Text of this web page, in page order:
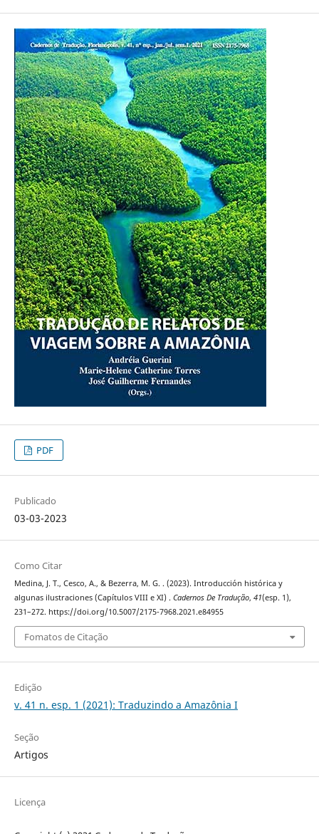
PDF
Publicado
03-03-2023
Como Citar
Medina, J. T., Cesco, A., & Bezerra, M. G. . (2023). Introducción histórica y
algunas ilustraciones (Capítulos VIII e XI) . Cadernos De Tradução, 41(esp. 1),
231–272. https://doi.org/10.5007/2175-7968.2021.e84955
Fomatos de Citação
Edição
v. 41 n. esp. 1 (2021): Traduzindo a Amazônia I
Seção
Artigos
Licença